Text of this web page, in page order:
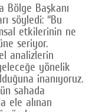
Başkanı
söyledi: “Bu
etkilerinin ne
seriyor.
analizlerin
yönelik
inanıyoruz.
sahada
ele alınan